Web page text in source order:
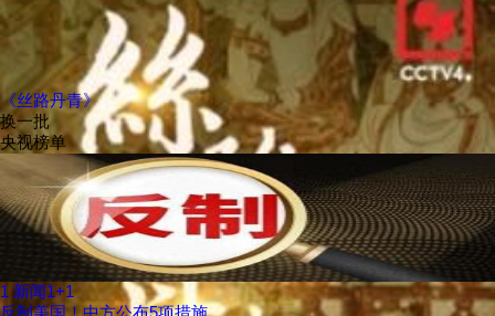
《丝路丹青》
换一批
央视榜单
1 新闻1+1